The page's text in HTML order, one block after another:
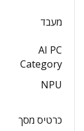
מעבד
AI PC
Category
NPU
כרטיס מסך